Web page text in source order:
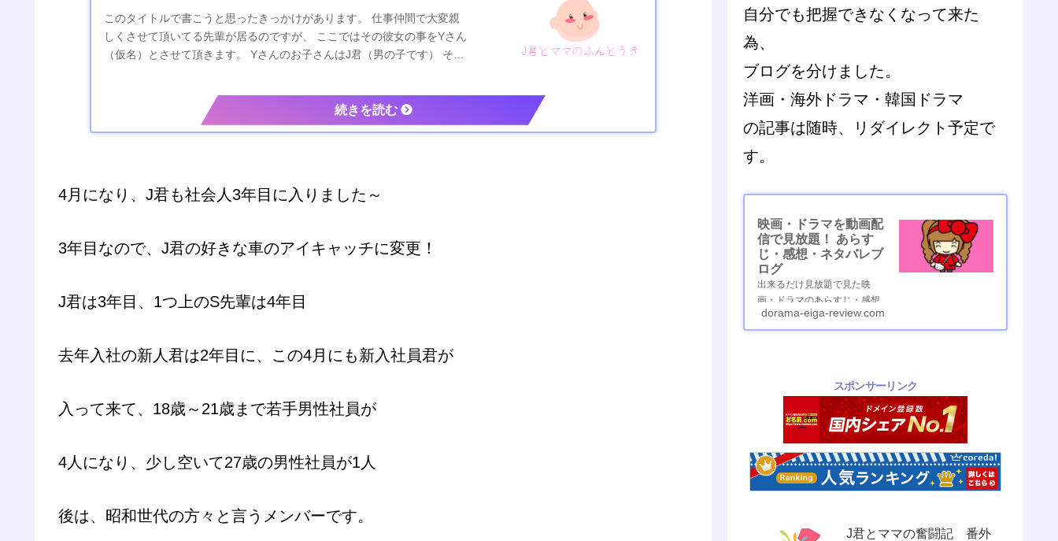
このタイトルで書こうと思ったきっかけがあります。 仕事仲間で大変親
しくさせて頂いてる先輩が居るのですが、 ここではその彼女の事をYさん
（仮名）とさせて頂きます。 Yさんのお子さんはJ君（男の子です） その
4月になり、J君も社会人3年目に入りました～
3年目なので、J君の好きな車のアイキャッチに変更！
J君は3年目、1つ上のS先輩は4年目
去年入社の新人君は2年目に、この4月にも新入社員君が
入って来て、18歳～21歳まで若手男性社員が
4人になり、少し空いて27歳の男性社員が1人
後は、昭和世代の方々と言うメンバーです。
自分でも把握できなくなって来た
為、
ブログを分けました。
洋画・海外ドラマ・韓国ドラマ
の記事は随時、リダイレクト予定で
す。
映画・ドラマを動画配
信で見放題！ あらす
じ・感想・ネタバレブ
ログ
出来るだけ見放題で見た映
画・ドラマのあらすじ・感想
dorama-eiga-review.com
スポンサーリンク
J君とママの奮闘記 番外